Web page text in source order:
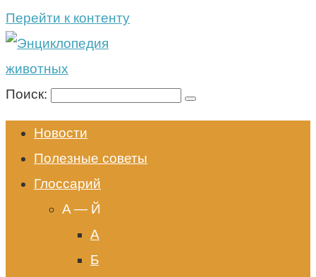
Перейти к контенту
Поиск:
Новости
Полезные советы
Глоссарий
A — Й
А
Б